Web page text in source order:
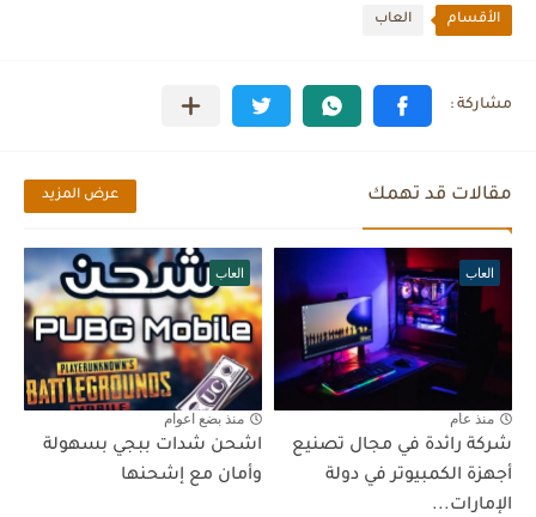
الأقسام العاب
مقالات قد تهمك عرض المزيد
العاب
منذ عام
شركة رائدة في مجال تصنيع
أجهزة الكمبيوتر في دولة
الإمارات...
العاب
منذ بضع اعوام
اشحن شدات ببجي بسهولة
وأمان مع إشحنها